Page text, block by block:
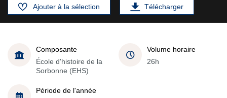
Ajouter à la sélection Télécharger
Composante
École d'histoire de la
Sorbonne (EHS)
Volume horaire
26h
Période de l'année